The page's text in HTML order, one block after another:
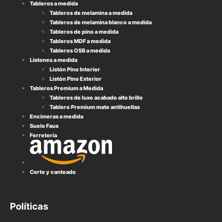
Tableros a medida
Tableros de melamina a medida
Tableros de melamina blanco a medida
Tableros de pino a medida
Tableros MDF a medida
Tableros OSB a medida
Listones a medida
Listón Pino Interior
Listón Pino Exterior
Tableros Premium a Medida
Tableros de luxe acabado alto brillo
Tablero Premium mate antihuellas
Encimeras a medida
Suelo Faus
Ferretería
Corte y canteado
Políticas